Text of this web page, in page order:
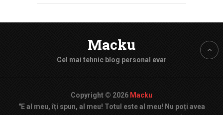
Macku
Cel mai tehnic blog personal evar
Copyright © 2026 Macku
"E al meu, îți spun, al meu! Totul este al meu! Nu poți avea